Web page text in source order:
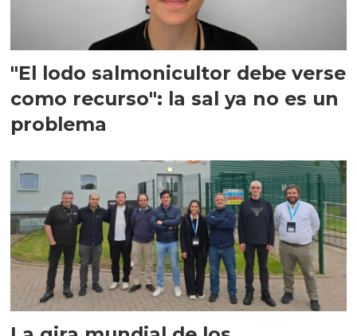
"El lodo salmonicultor debe verse
como recurso": la sal ya no es un
problema